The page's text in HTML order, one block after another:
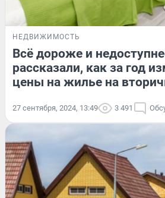
НЕДВИЖИМОСТЬ
Всё дороже и
рассказали, как за год
цены на жилье на
27 сентября, 2024, 13:49 3 491